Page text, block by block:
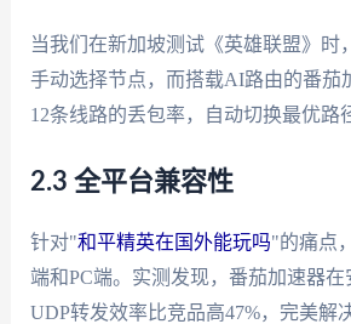
当我们在新加坡测试《英雄联盟》时
手动选择节点，而搭载AI路由的番茄
12条线路的丢包率，自动切换最优路
2.3 全平台兼容性
针对"和平精英在国外能玩吗"的痛点
端和PC端。实测发现，番茄加速器在
UDP转发效率比竞品高47%，完美解